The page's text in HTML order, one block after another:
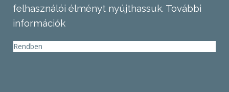
felhasználói élményt nyújthassuk. További
információk
Rendben